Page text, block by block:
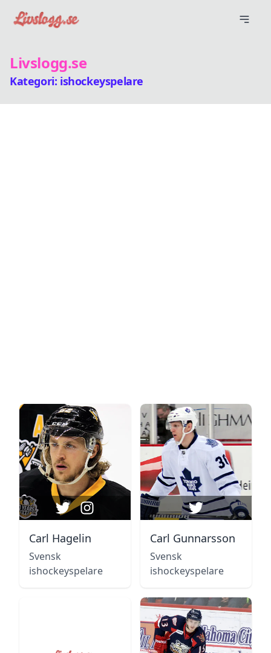
Livslogg.se
Kategori: ishockeyspelare
Carl Hagelin
Svensk
ishockeyspelare
Carl Gunnarsson
Svensk
ishockeyspelare